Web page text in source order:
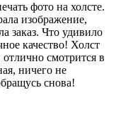
фото на холсте.
изображение,
заказ. Что удивило
качество! Холст
смотрится в
ничего не
снова!